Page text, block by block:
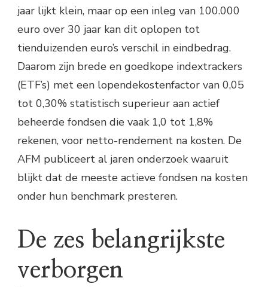
jaar lijkt klein, maar op een inleg van 100.000
euro over 30 jaar kan dit oplopen tot
tienduizenden euro’s verschil in eindbedrag.
Daarom zijn brede en goedkope indextrackers
(ETF’s) met een lopendekostenfactor van 0,05
tot 0,30% statistisch superieur aan actief
beheerde fondsen die vaak 1,0 tot 1,8%
rekenen, voor netto-rendement na kosten. De
AFM publiceert al jaren onderzoek waaruit
blijkt dat de meeste actieve fondsen na kosten
onder hun benchmark presteren.
De zes belangrijkste
verborgen